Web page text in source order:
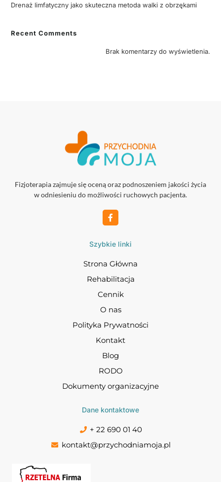
Drenaż limfatyczny jako skuteczna metoda walki z obrzękami
Recent Comments
Brak komentarzy do wyświetlenia.
Fizjoterapia zajmuje się oceną oraz podnoszeniem jakości życia
w odniesieniu do możliwości ruchowych pacjenta.
Szybkie linki
Strona Główna
Rehabilitacja
Cennik
O nas
Polityka Prywatności
Kontakt
Blog
RODO
Dokumenty organizacyjne
Dane kontaktowe
+ 22 690 01 40
kontakt@przychodniamoja.pl